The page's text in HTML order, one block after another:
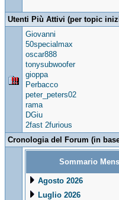
Utenti Più Attivi (per topic
Giovanni
50specialmax
oscar888
tonysubwoofer
gioppa
Perbacco
peter_peters02
rama
DGiu
2fast 2furious
Cronologia del Forum (in
Sommario
Agosto 2026
Luglio 2026